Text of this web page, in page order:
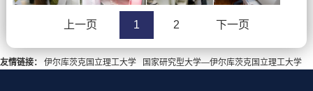
上一页 1 2 下一页
友情链接： 伊尔库茨克国立理工大学 国家研究型大学—伊尔库茨克国立理工大学